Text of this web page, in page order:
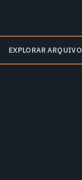
EXPLORAR ARQUIVO